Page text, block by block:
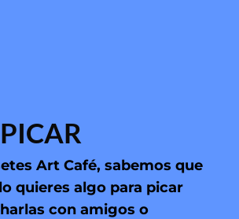
Art Café, sabemos que
quieres algo para picar
con amigos o